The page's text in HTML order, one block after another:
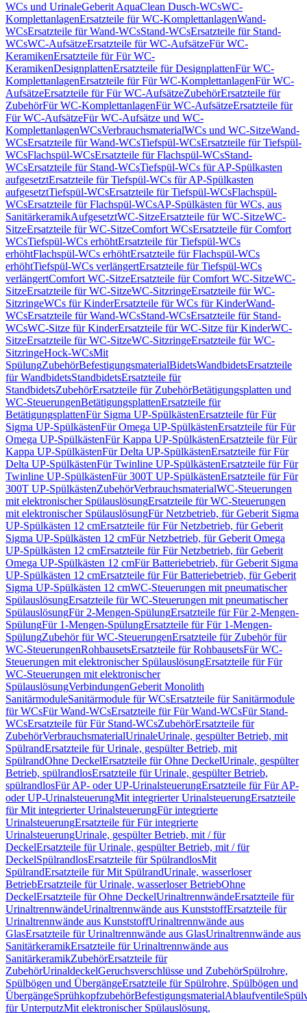
WCs und UrinaleGeberit AquaClean Dusch-WCsWC-
KomplettanlagenErsatzteile für WC-KomplettanlagenWand-
WCsErsatzteile für Wand-WCsStand-WCsErsatzteile für Stand-
WCsWC-AufsätzeErsatzteile für WC-AufsätzeFür WC-
KeramikenErsatzteile für Für WC-
KeramikenDesignplattenErsatzteile für DesignplattenFür WC-
KomplettanlagenErsatzteile für Für WC-KomplettanlagenFür WC-
AufsätzeErsatzteile für Für WC-AufsätzeZubehörErsatzteile für
ZubehörFür WC-KomplettanlagenFür WC-AufsätzeErsatzteile für
Für WC-AufsätzeFür WC-Aufsätze und WC-
KomplettanlagenWCsVerbrauchsmaterialWCs und WC-SitzeWand-
WCsErsatzteile für Wand-WCsTiefspül-WCsErsatzteile für Tiefspül-
WCsFlachspül-WCsErsatzteile für Flachspül-WCsStand-
WCsErsatzteile für Stand-WCsTiefspül-WCs für AP-Spülkasten
aufgesetztErsatzteile für Tiefspül-WCs für AP-Spülkasten
aufgesetztTiefspül-WCsErsatzteile für Tiefspül-WCsFlachspül-
WCsErsatzteile für Flachspül-WCsAP-Spülkästen für WCs, aus
SanitärkeramikAufgesetztWC-SitzeErsatzteile für WC-SitzeWC-
SitzeErsatzteile für WC-SitzeComfort WCsErsatzteile für Comfort
WCsTiefspül-WCs erhöhtErsatzteile für Tiefspül-WCs
erhöhtFlachspül-WCs erhöhtErsatzteile für Flachspül-WCs
erhöhtTiefspül-WCs verlängertErsatzteile für Tiefspül-WCs
verlängertComfort WC-SitzeErsatzteile für Comfort WC-SitzeWC-
SitzeErsatzteile für WC-SitzeWC-SitzringeErsatzteile für WC-
SitzringeWCs für KinderErsatzteile für WCs für KinderWand-
WCsErsatzteile für Wand-WCsStand-WCsErsatzteile für Stand-
WCsWC-Sitze für KinderErsatzteile für WC-Sitze für KinderWC-
SitzeErsatzteile für WC-SitzeWC-SitzringeErsatzteile für WC-
SitzringeHock-WCsMit
SpülungZubehörBefestigungsmaterialBidetsWandbidetsErsatzteile
für WandbidetsStandbidetsErsatzteile für
StandbidetsZubehörErsatzteile für ZubehörBetätigungsplatten und
WC-SteuerungenBetätigungsplattenErsatzteile für
BetätigungsplattenFür Sigma UP-SpülkästenErsatzteile für Für
Sigma UP-SpülkästenFür Omega UP-SpülkästenErsatzteile für Für
Omega UP-SpülkästenFür Kappa UP-SpülkästenErsatzteile für Für
Kappa UP-SpülkästenFür Delta UP-SpülkästenErsatzteile für Für
Delta UP-SpülkästenFür Twinline UP-SpülkästenErsatzteile für Für
Twinline UP-SpülkästenFür 300T UP-SpülkästenErsatzteile für Für
300T UP-SpülkästenZubehörVerbrauchsmaterialWC-Steuerungen
mit elektronischer SpülauslösungErsatzteile für WC-Steuerungen
mit elektronischer SpülauslösungFür Netzbetrieb, für Geberit Sigma
UP-Spülkästen 12 cmErsatzteile für Für Netzbetrieb, für Geberit
Sigma UP-Spülkästen 12 cmFür Netzbetrieb, für Geberit Omega
UP-Spülkästen 12 cmErsatzteile für Für Netzbetrieb, für Geberit
Omega UP-Spülkästen 12 cmFür Batteriebetrieb, für Geberit Sigma
UP-Spülkästen 12 cmErsatzteile für Für Batteriebetrieb, für Geberit
Sigma UP-Spülkästen 12 cmWC-Steuerungen mit pneumatischer
SpülauslösungErsatzteile für WC-Steuerungen mit pneumatischer
SpülauslösungFür 2-Mengen-SpülungErsatzteile für Für 2-Mengen-
SpülungFür 1-Mengen-SpülungErsatzteile für Für 1-Mengen-
SpülungZubehör für WC-SteuerungenErsatzteile für Zubehör für
WC-SteuerungenRohbausetsErsatzteile für RohbausetsFür WC-
Steuerungen mit elektronischer SpülauslösungErsatzteile für Für
WC-Steuerungen mit elektronischer
SpülauslösungVerbindungenGeberit Monolith
SanitärmoduleSanitärmodule für WCsErsatzteile für Sanitärmodule
für WCsFür Wand-WCsErsatzteile für Für Wand-WCsFür Stand-
WCsErsatzteile für Für Stand-WCsZubehörErsatzteile für
ZubehörVerbrauchsmaterialUrinaleUrinale, gespülter Betrieb, mit
SpülrandErsatzteile für Urinale, gespülter Betrieb, mit
SpülrandOhne DeckelErsatzteile für Ohne DeckelUrinale, gespülter
Betrieb, spülrandlosErsatzteile für Urinale, gespülter Betrieb,
spülrandlosFür AP- oder UP-UrinalsteuerungErsatzteile für Für AP-
oder UP-UrinalsteuerungMit integrierter UrinalsteuerungErsatzteile
für Mit integrierter UrinalsteuerungFür integrierte
UrinalsteuerungErsatzteile für Für integrierte
UrinalsteuerungUrinale, gespülter Betrieb, mit / für
DeckelErsatzteile für Urinale, gespülter Betrieb, mit / für
DeckelSpülrandlosErsatzteile für SpülrandlosMit
SpülrandErsatzteile für Mit SpülrandUrinale, wasserloser
BetriebErsatzteile für Urinale, wasserloser BetriebOhne
DeckelErsatzteile für Ohne DeckelUrinaltrennwändeErsatzteile für
UrinaltrennwändeUrinaltrennwände aus KunststoffErsatzteile für
Urinaltrennwände aus KunststoffUrinaltrennwände aus
GlasErsatzteile für Urinaltrennwände aus GlasUrinaltrennwände aus
SanitärkeramikErsatzteile für Urinaltrennwände aus
SanitärkeramikZubehörErsatzteile für
ZubehörUrinaldeckelGeruchsverschlüsse und ZubehörSpülrohre,
Spülbögen und ÜbergängeErsatzteile für Spülrohre, Spülbögen und
ÜbergängeSprühkopfzubehörBefestigungsmaterialAblaufventile
für UnterputzMit elektronischer Spülauslösung,